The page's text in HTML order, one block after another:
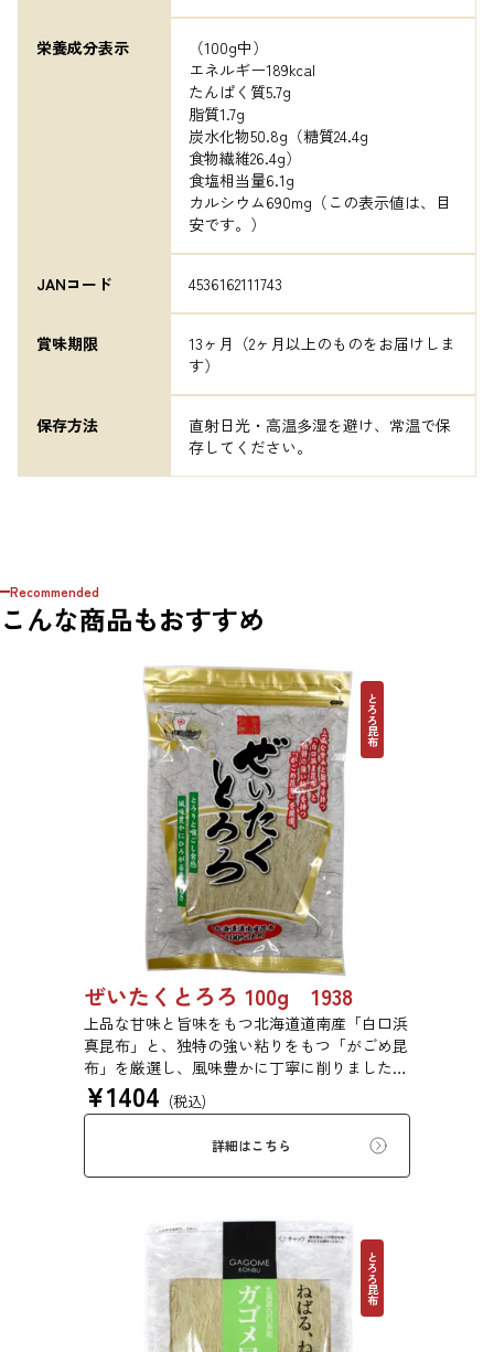
栄養成分表示
（100g中）
エネルギー189kcal
たんぱく質5.7g
脂質1.7g
炭水化物50.8g（糖質24.4g
食物繊維26.4g）
食塩相当量6.1g
カルシウム690mg（この表示値は、目
安です。）
JANコード 4536162111743
賞味期限
13ヶ月（2ヶ月以上のものをお届けしま
す）
保存方法
直射日光・高温多湿を避け、常温で保
存してください。
Recommended
こんな商品もおすすめ
とろろ昆布
ぜいたくとろろ 100g 1938
上品な甘味と旨味をもつ北海道道南産「白口浜
真昆布」と、独特の強い粘りをもつ「がごめ昆
布」を厳選し、風味豊かに丁寧に削りました。
ぜいたくな味を、思う存分にご堪能ください。
¥1404 (税込)
詳細はこちら
とろろ昆布